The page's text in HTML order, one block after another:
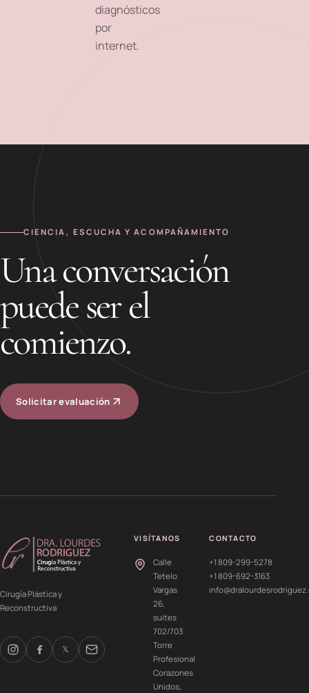
diagnósticos
por
internet.
CIENCIA, ESCUCHA Y ACOMPAÑAMIENTO
Una conversación
puede ser el
comienzo.
Solicitar evaluación
Cirugía Plástica y
Reconstructiva
𝕏
VISÍTANOS
Calle
Tetelo
Vargas
26,
suites
702/703
Torre
Profesional
Corazones
Unidos,
CONTACTO
+1 809-299-5278
+1 809-692-3163